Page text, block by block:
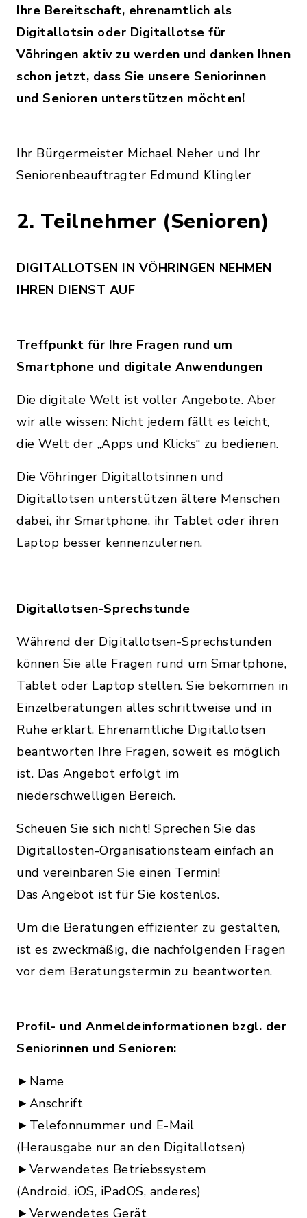
Ihre Bereitschaft, ehrenamtlich als
Digitallotsin oder Digitallotse für
Vöhringen aktiv zu werden und danken Ihnen
schon jetzt, dass Sie unsere Seniorinnen
und Senioren unterstützen möchten!
Ihr Bürgermeister Michael Neher und Ihr
Seniorenbeauftragter Edmund Klingler
2. Teilnehmer (Senioren)
DIGITALLOTSEN IN VÖHRINGEN NEHMEN
IHREN DIENST AUF
Treffpunkt für Ihre Fragen rund um
Smartphone und digitale Anwendungen
Die digitale Welt ist voller Angebote. Aber
wir alle wissen: Nicht jedem fällt es leicht,
die Welt der „Apps und Klicks“ zu bedienen.
Die Vöhringer Digitallotsinnen und
Digitallotsen unterstützen ältere Menschen
dabei, ihr Smartphone, ihr Tablet oder ihren
Laptop besser kennenzulernen.
Digitallotsen-Sprechstunde
Während der Digitallotsen-Sprechstunden
können Sie alle Fragen rund um Smartphone,
Tablet oder Laptop stellen. Sie bekommen in
Einzelberatungen alles schrittweise und in
Ruhe erklärt. Ehrenamtliche Digitallotsen
beantworten Ihre Fragen, soweit es möglich
ist. Das Angebot erfolgt im
niederschwelligen Bereich.
Scheuen Sie sich nicht! Sprechen Sie das
Digitallosten-Organisationsteam einfach an
und vereinbaren Sie einen Termin!
Das Angebot ist für Sie kostenlos.
Um die Beratungen effizienter zu gestalten,
ist es zweckmäßig, die nachfolgenden Fragen
vor dem Beratungstermin zu beantworten.
Profil- und Anmeldeinformationen bzgl. der
Seniorinnen und Senioren:
►Name
►Anschrift
►Telefonnummer und E-Mail
(Herausgabe nur an den Digitallotsen)
►Verwendetes Betriebssystem
(Android, iOS, iPadOS, anderes)
►Verwendetes Gerät